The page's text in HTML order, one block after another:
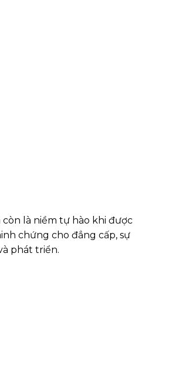
là niềm tự hào khi được
chứng cho đẳng cấp, sự
phát triển.